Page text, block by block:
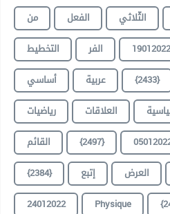
من
الفعل الثّلاثي
التخطيط
الفر 19012022
أساسي
عربية {2433}
رياضيات
العلاقات
القائم
{2497}
{2384}
إتبع العرض
24012022
Physique